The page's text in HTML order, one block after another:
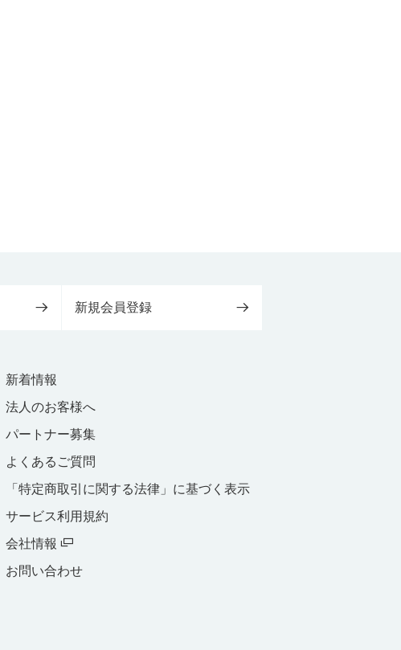
新規会員登録
新着情報
法人のお客様へ
パートナー募集
よくあるご質問
「特定商取引に関する法律」に基づく表示
サービス利用規約
会社情報
お問い合わせ